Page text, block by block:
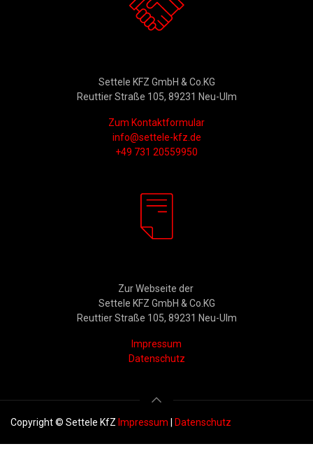
Settele KFZ GmbH & Co.KG
Reuttier Straße 105, 89231 Neu-Ulm
Zum Kontaktformular
info@settele-kfz.de
+49 731 20559950
Zur Webseite der
Settele KFZ GmbH & Co.KG
Reuttier Straße 105, 89231 Neu-Ulm
Impressum
Datenschutz
Copyright © Settele KfZ Impressum Datenschutz